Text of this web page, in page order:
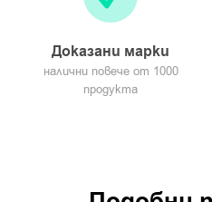
Доказани марки
налични повече от 1000
продукта